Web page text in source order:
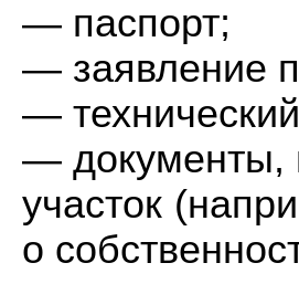
— паспорт;
— заявление
—
— документы,
участок
о